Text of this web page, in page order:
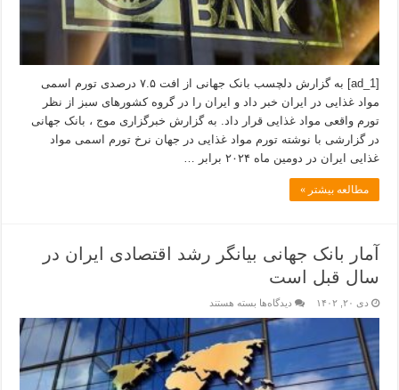
[ad_1] به گزارش دلچسب بانک جهانی از افت ۷.۵ درصدی تورم اسمی
مواد غذایی در ایران خبر داد و ایران را در گروه کشورهای سبز از نظر
تورم واقعی مواد غذایی قرار داد. به گزارش خبرگزاری موج ، بانک جهانی
در گزارشی با نوشته تورم مواد غذایی در جهان نرخ تورم اسمی مواد
غذایی ایران در دومین ماه ۲۰۲۴ برابر …
مطالعه بیشتر »
آمار بانک جهانی بیانگر رشد اقتصادی ایران در
سال قبل است
دی ۲۰, ۱۴۰۲ دیدگاه‌ها بسته هستند